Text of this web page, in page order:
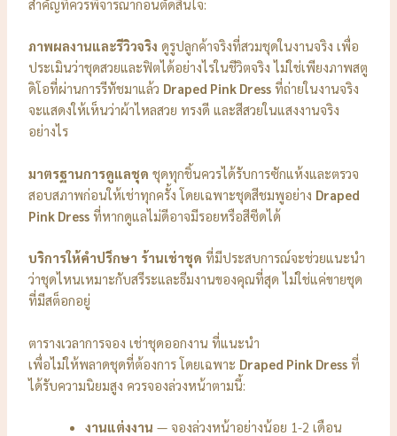
สำคัญที่ควรพิจารณาก่อนตัดสินใจ:
ภาพผลงานและรีวิวจริง ดูรูปลูกค้าจริงที่สวมชุดในงานจริง เพื่อ
ประเมินว่าชุดสวยและฟิตได้อย่างไรในชีวิตจริง ไม่ใช่เพียงภาพสตู
ดิโอที่ผ่านการรีทัชมาแล้ว Draped Pink Dress ที่ถ่ายในงานจริง
จะแสดงให้เห็นว่าผ้าไหลสวย ทรงดี และสีสวยในแสงงานจริง
อย่างไร
มาตรฐานการดูแลชุด ชุดทุกชิ้นควรได้รับการซักแห้งและตรวจ
สอบสภาพก่อนให้เช่าทุกครั้ง โดยเฉพาะชุดสีชมพูอย่าง Draped
Pink Dress ที่หากดูแลไม่ดีอาจมีรอยหรือสีซีดได้
บริการให้คำปรึกษา ร้านเช่าชุด ที่มีประสบการณ์จะช่วยแนะนำ
ว่าชุดไหนเหมาะกับสรีระและธีมงานของคุณที่สุด ไม่ใช่แค่ขายชุด
ที่มีสต็อกอยู่
ตารางเวลาการจอง เช่าชุดออกงาน ที่แนะนำ
เพื่อไม่ให้พลาดชุดที่ต้องการ โดยเฉพาะ Draped Pink Dress ที่
ได้รับความนิยมสูง ควรจองล่วงหน้าตามนี้:
งานแต่งงาน — จองล่วงหน้าอย่างน้อย 1-2 เดือน